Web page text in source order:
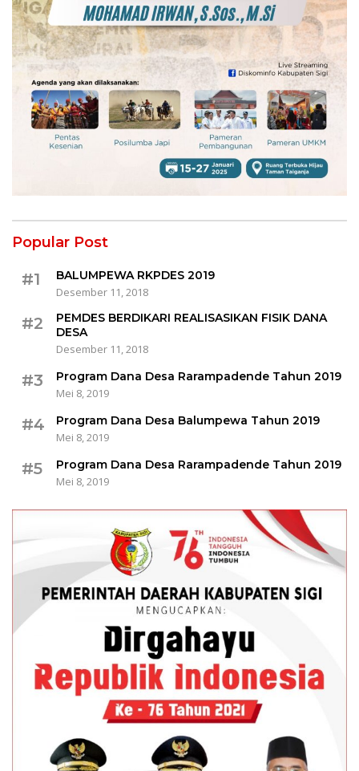
Popular Post
#1
BALUMPEWA RKPDES 2019
Desember 11, 2018
#2
PEMDES BERDIKARI REALISASIKAN FISIK DANA
DESA
Desember 11, 2018
#3
Program Dana Desa Rarampadende Tahun 2019
Mei 8, 2019
#4
Program Dana Desa Balumpewa Tahun 2019
Mei 8, 2019
#5
Program Dana Desa Rarampadende Tahun 2019
Mei 8, 2019